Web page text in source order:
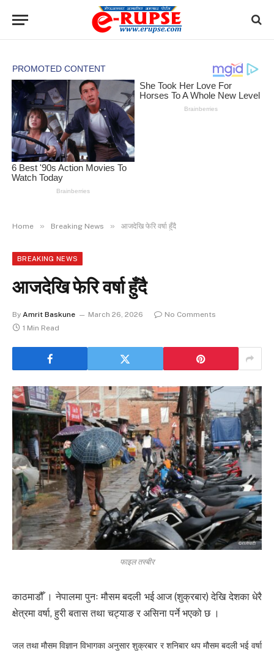
Home » Breaking News » आजदेखि फेरि वर्षा हुँदै
BREAKING NEWS
आजदेखि फेरि वर्षा हुँदै
By Amrit Baskune March 26, 2026
No Comments
1 Min Read
फाइल तस्बीर
काठमाडौँ । नेपालमा पुनः मौसम बदली भई आज (शुक्रबार) देखि देशका धेरै
क्षेत्रमा वर्षा, हुरी बतास तथा चट्याङ र असिना पर्ने भएको छ ।
जल तथा मौसम विज्ञान विभागका अनुसार शुक्रबार र शनिबार थप मौसम बदली भई वर्षा